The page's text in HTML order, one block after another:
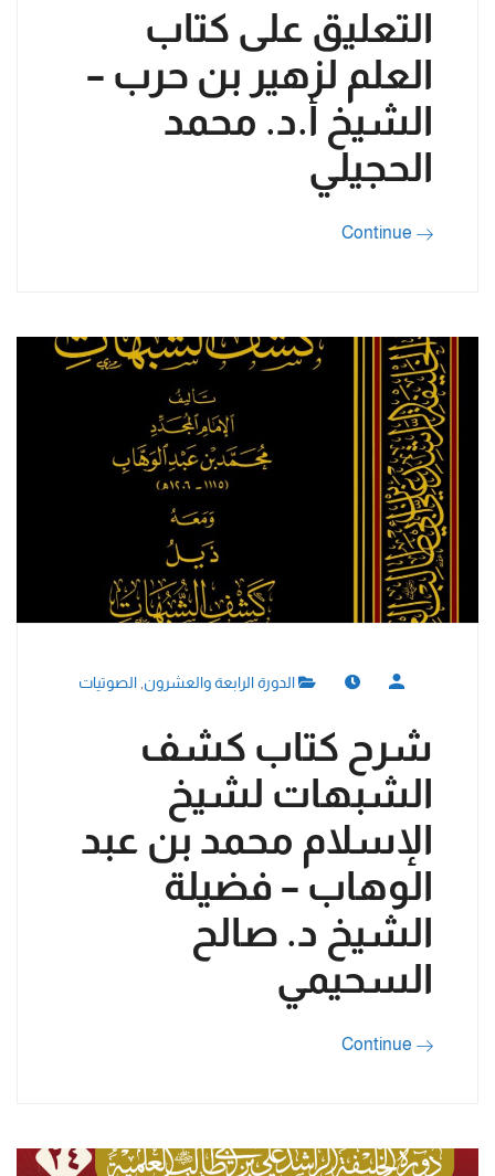
التعليق على كتاب
العلم لزهير بن حرب –
الشيخ أ.د. محمد
الحجيلي
Continue
الدورة الرابعة والعشرون, الصوتيات
شرح كتاب كشف
الشبهات لشيخ
الإسلام محمد بن عبد
الوهاب – فضيلة
الشيخ د. صالح
السحيمي
Continue